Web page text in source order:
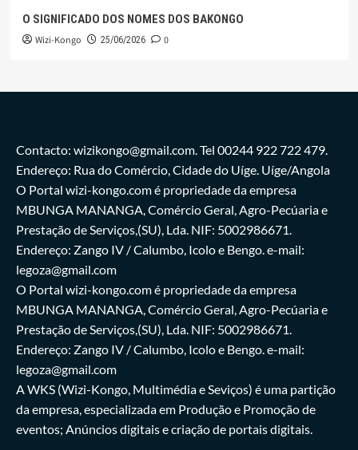
O SIGNIFICADO DOS NOMES DOS BAKONGO
Wizi-Kongo 25/06/2026 0
Contacto: wizikongo@gmail.com. Tel 00244 922 722 479.
Endereço: Rua do Comércio, Cidade do Uíge. Uíge/Angola
O Portal wizi-kongo.com é propriedade da empresa
MBUNGA MANANGA, Comércio Geral, Agro-Pecúaria e
Prestação de Serviços,(SU), Lda. NIF: 5002986671.
Endereço: Zango IV / Calumbo, Icolo e Bengo. e-mail:
legoza@gmail.com
O Portal wizi-kongo.com é propriedade da empresa
MBUNGA MANANGA, Comércio Geral, Agro-Pecúaria e
Prestação de Serviços,(SU), Lda. NIF: 5002986671.
Endereço: Zango IV / Calumbo, Icolo e Bengo. e-mail:
legoza@gmail.com
A WKS (Wizi-Kongo, Multimédia e Seviços) é uma partição
da empresa, especializada em Produção e Promoção de
eventos; Anúncios digitais e criação de portais digitais.